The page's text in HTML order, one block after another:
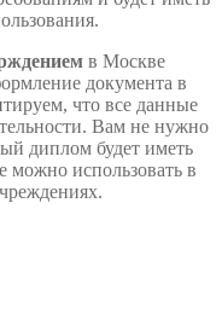
в Москве
документа в
что все данные
Вам не нужно
диплом будет иметь
можно использовать в